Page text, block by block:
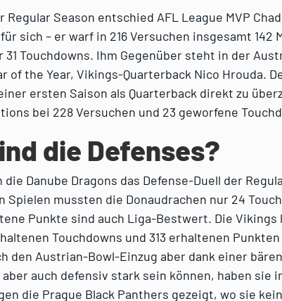
Regular Season entschied AFL League MVP
sich – er warf in 216 Versuchen insgesamt 142
Touchdowns. Ihm Gegenüber steht in der
of the Year, Vikings-Quarterback Nico Hrouda.
ersten Saison als Quarterback direkt zu
bei 228 Versuchen und 23 geworfene
die Defenses?
Danube Dragons das Defense-Duell der
Spielen mussten die Donaudrachen nur 24
Punkte sind auch Liga-Bestwert. Die Vikings
Touchdowns und 313 erhaltenen Punkten
den Austrian-Bowl-Einzug aber dank einer
auch defensiv stark sein können, haben sie
die Prague Black Panthers gezeigt, wo sie